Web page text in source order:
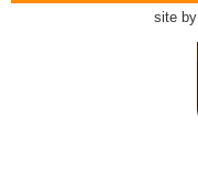
site by